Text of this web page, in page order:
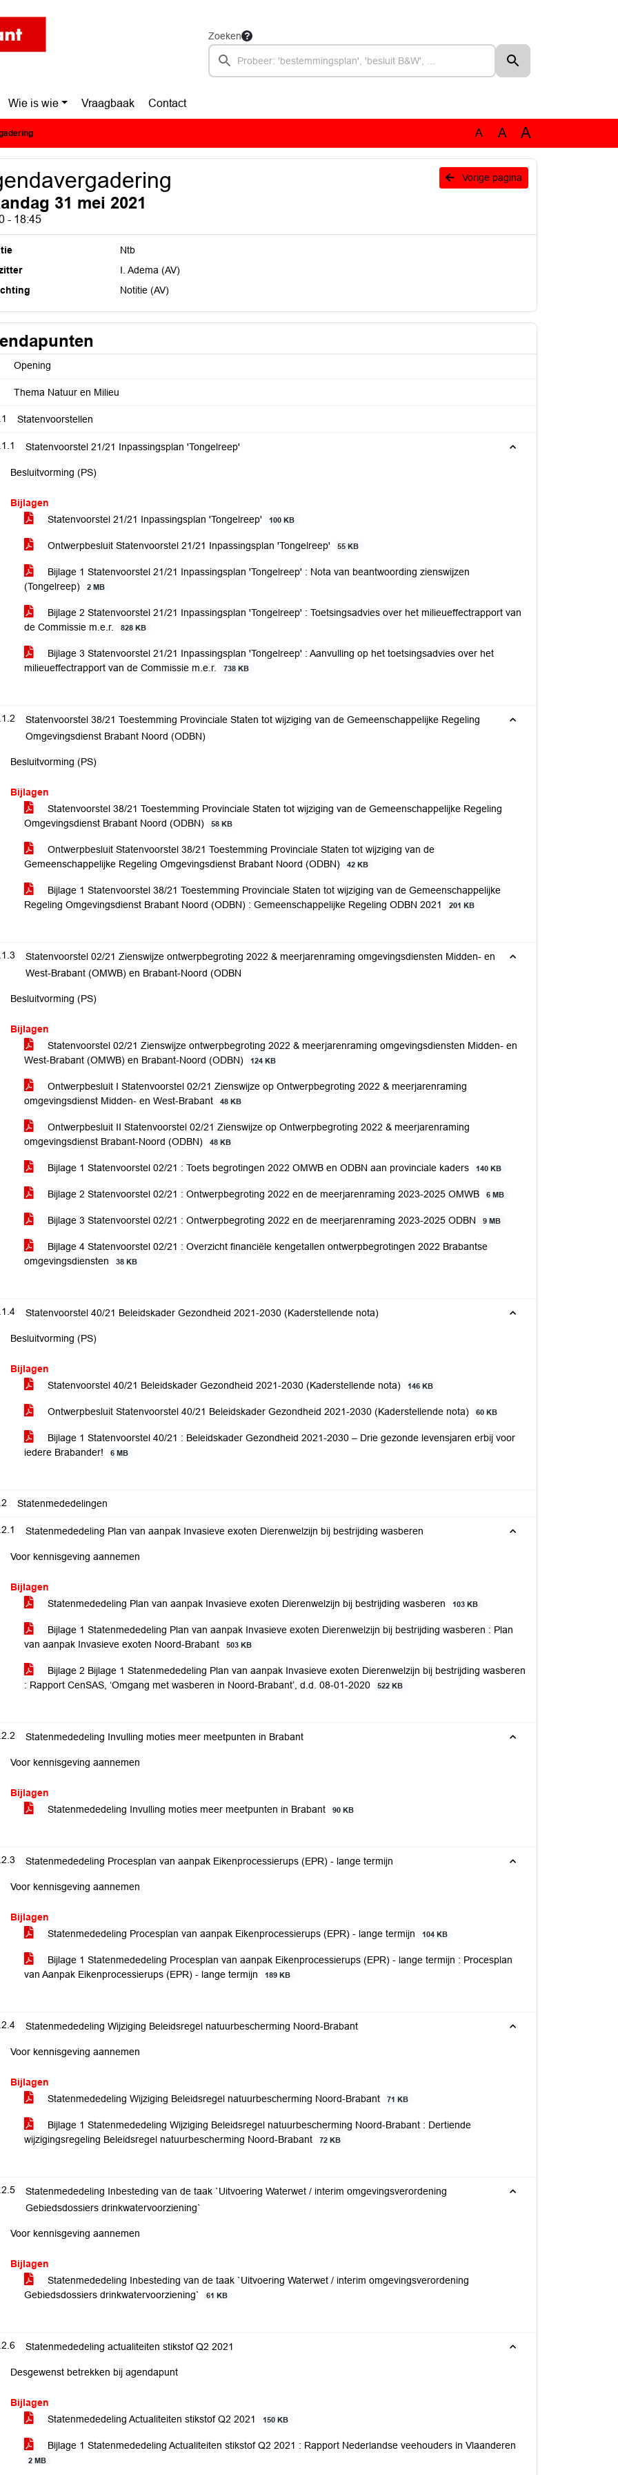
Zoeken
Wie is wie Vraagbaak Contact
A A A
Vorige pagina
31 mei 2021
- 18:45
Ntb
I. Adema (AV)
Notitie (AV)
Opening
Thema Natuur en Milieu
Statenvoorstellen
Statenvoorstel 21/21 Inpassingsplan 'Tongelreep'
Besluitvorming (PS)
Bijlagen
Statenvoorstel 21/21 Inpassingsplan 'Tongelreep'
100 KB
Ontwerpbesluit Statenvoorstel 21/21 Inpassingsplan 'Tongelreep' 55 KB
Bijlage 1 Statenvoorstel 21/21 Inpassingsplan 'Tongelreep' : Nota van beantwoording zienswijzen
(Tongelreep)
2 MB
Bijlage 2 Statenvoorstel 21/21 Inpassingsplan 'Tongelreep' : Toetsingsadvies over het milieueffectrapport van
de Commissie m.e.r.
828 KB
Bijlage 3 Statenvoorstel 21/21 Inpassingsplan 'Tongelreep' : Aanvulling op het toetsingsadvies over het
milieueffectrapport van de Commissie m.e.r.
738 KB
Statenvoorstel 38/21 Toestemming Provinciale Staten tot wijziging van de Gemeenschappelijke Regeling
Omgevingsdienst Brabant Noord (ODBN)
Besluitvorming (PS)
Bijlagen
Statenvoorstel 38/21 Toestemming Provinciale Staten tot wijziging van de Gemeenschappelijke Regeling
Omgevingsdienst Brabant Noord (ODBN)
58 KB
Ontwerpbesluit Statenvoorstel 38/21 Toestemming Provinciale Staten tot wijziging van de
Gemeenschappelijke Regeling Omgevingsdienst Brabant Noord (ODBN)
42 KB
Bijlage 1 Statenvoorstel 38/21 Toestemming Provinciale Staten tot wijziging van de Gemeenschappelijke
Regeling Omgevingsdienst Brabant Noord (ODBN) : Gemeenschappelijke Regeling ODBN 2021
201 KB
Statenvoorstel 02/21 Zienswijze ontwerpbegroting 2022 & meerjarenraming omgevingsdiensten Midden- en
West-Brabant (OMWB) en Brabant-Noord (ODBN
Besluitvorming (PS)
Bijlagen
Statenvoorstel 02/21 Zienswijze ontwerpbegroting 2022 & meerjarenraming omgevingsdiensten Midden- en
West-Brabant (OMWB) en Brabant-Noord (ODBN)
124 KB
Ontwerpbesluit I Statenvoorstel 02/21 Zienswijze op Ontwerpbegroting 2022 & meerjarenraming
omgevingsdienst Midden- en West-Brabant
48 KB
Ontwerpbesluit II Statenvoorstel 02/21 Zienswijze op Ontwerpbegroting 2022 & meerjarenraming
omgevingsdienst Brabant-Noord (ODBN)
48 KB
Bijlage 1 Statenvoorstel 02/21 : Toets begrotingen 2022 OMWB en ODBN aan provinciale kaders 140 KB
Bijlage 2 Statenvoorstel 02/21 : Ontwerpbegroting 2022 en de meerjarenraming 2023-2025 OMWB 6 MB
Bijlage 3 Statenvoorstel 02/21 : Ontwerpbegroting 2022 en de meerjarenraming 2023-2025 ODBN 9 MB
Bijlage 4 Statenvoorstel 02/21 : Overzicht financiële kengetallen ontwerpbegrotingen 2022 Brabantse
omgevingsdiensten
38 KB
Statenvoorstel 40/21 Beleidskader Gezondheid 2021-2030 (Kaderstellende nota)
Besluitvorming (PS)
Bijlagen
Statenvoorstel 40/21 Beleidskader Gezondheid 2021-2030 (Kaderstellende nota)
146 KB
Ontwerpbesluit Statenvoorstel 40/21 Beleidskader Gezondheid 2021-2030 (Kaderstellende nota) 60 KB
Bijlage 1 Statenvoorstel 40/21 : Beleidskader Gezondheid 2021-2030 – Drie gezonde levensjaren erbij voor
iedere Brabander!
6 MB
Statenmededelingen
Statenmededeling Plan van aanpak Invasieve exoten Dierenwelzijn bij bestrijding wasberen
Voor kennisgeving aannemen
Bijlagen
Statenmededeling Plan van aanpak Invasieve exoten Dierenwelzijn bij bestrijding wasberen
103 KB
Bijlage 1 Statenmededeling Plan van aanpak Invasieve exoten Dierenwelzijn bij bestrijding wasberen : Plan
van aanpak Invasieve exoten Noord-Brabant
503 KB
Bijlage 2 Bijlage 1 Statenmededeling Plan van aanpak Invasieve exoten Dierenwelzijn bij bestrijding wasberen
: Rapport CenSAS, ‘Omgang met wasberen in Noord-Brabant’, d.d. 08-01-2020
522 KB
Statenmededeling Invulling moties meer meetpunten in Brabant
Voor kennisgeving aannemen
Bijlagen
Statenmededeling Invulling moties meer meetpunten in Brabant
90 KB
Statenmededeling Procesplan van aanpak Eikenprocessierups (EPR) - lange termijn
Voor kennisgeving aannemen
Bijlagen
Statenmededeling Procesplan van aanpak Eikenprocessierups (EPR) - lange termijn
104 KB
Bijlage 1 Statenmededeling Procesplan van aanpak Eikenprocessierups (EPR) - lange termijn : Procesplan
van Aanpak Eikenprocessierups (EPR) - lange termijn
189 KB
Statenmededeling Wijziging Beleidsregel natuurbescherming Noord-Brabant
Voor kennisgeving aannemen
Bijlagen
Statenmededeling Wijziging Beleidsregel natuurbescherming Noord-Brabant
71 KB
Bijlage 1 Statenmededeling Wijziging Beleidsregel natuurbescherming Noord-Brabant : Dertiende
wijzigingsregeling Beleidsregel natuurbescherming Noord-Brabant
72 KB
Statenmededeling Inbesteding van de taak `Uitvoering Waterwet / interim omgevingsverordening
Gebiedsdossiers drinkwatervoorziening`
Voor kennisgeving aannemen
Bijlagen
Statenmededeling Inbesteding van de taak `Uitvoering Waterwet / interim omgevingsverordening
Gebiedsdossiers drinkwatervoorziening`
61 KB
Statenmededeling actualiteiten stikstof Q2 2021
Desgewenst betrekken bij agendapunt
Bijlagen
Statenmededeling Actualiteiten stikstof Q2 2021
150 KB
Bijlage 1 Statenmededeling Actualiteiten stikstof Q2 2021 : Rapport Nederlandse veehouders in Vlaanderen
2 MB